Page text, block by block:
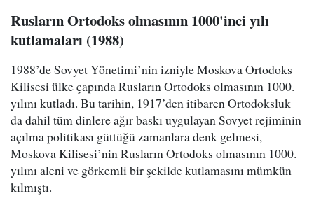
Rusların Ortodoks olmasının 1000'inci yılı
kutlamaları (1988)
1988’de Sovyet Yönetimi’nin izniyle Moskova Ortodoks
Kilisesi ülke çapında Rusların Ortodoks olmasının 1000.
yılını kutladı. Bu tarihin, 1917’den itibaren Ortodoksluk
da dahil tüm dinlere ağır baskı uygulayan Sovyet rejiminin
açılma politikası güttüğü zamanlara denk gelmesi,
Moskova Kilisesi’nin Rusların Ortodoks olmasının 1000.
yılını aleni ve görkemli bir şekilde kutlamasını mümkün
kılmıştı.